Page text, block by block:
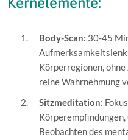
Body-Scan: 30-45
Körperregionen,
reine Wahrnehmung
Sitzmeditation:
Körperempfindungen,
Beobachten des